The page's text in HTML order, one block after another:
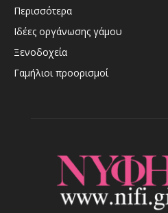
Περισσότερα
Ιδέες οργάνωσης γάμου
Ξενοδοχεία
Γαμήλιοι προορισμοί